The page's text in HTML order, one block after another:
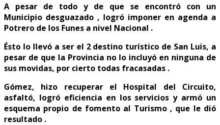
A pesar de todo y de que se encontró con un
Municipio desguazado , logró imponer en agenda a
Potrero de los Funes a nivel Nacional .
Ésto lo llevó a ser el 2 destino turístico de San Luis, a
pesar de que la Provincia no lo incluyó en ninguna de
sus movidas, por cierto todas fracasadas .
Gómez, hizo recuperar el Hospital del Circuito,
asfaltó, logró eficiencia en los servicios y armó un
esquema propio de fomento al Turismo , que le dió
resultado .